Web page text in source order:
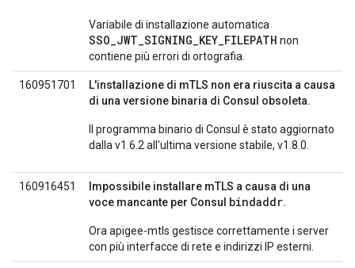
Variabile di installazione automatica
SSO_JWT_SIGNING_KEY_FILEPATH non
contiene più errori di ortografia.
160951701
L'installazione di mTLS non era riuscita a causa
di una versione binaria di Consul obsoleta.
Il programma binario di Consul è stato aggiornato
dalla v1.6.2 all'ultima versione stabile, v1.8.0.
160916451
Impossibile installare mTLS a causa di una
voce mancante per Consul bindaddr.
Ora apigee-mtls gestisce correttamente i server
con più interfacce di rete e indirizzi IP esterni.